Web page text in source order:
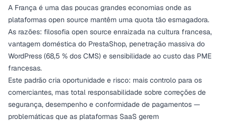
A França é uma das poucas grandes economias onde as
plataformas open source mantêm uma quota tão esmagadora.
As razões: filosofia open source enraizada na cultura francesa,
vantagem doméstica do PrestaShop, penetração massiva do
WordPress (68,5 % dos CMS) e sensibilidade ao custo das PME
francesas.
Este padrão cria oportunidade e risco: mais controlo para os
comerciantes, mas total responsabilidade sobre correções de
segurança, desempenho e conformidade de pagamentos —
problemáticas que as plataformas SaaS gerem